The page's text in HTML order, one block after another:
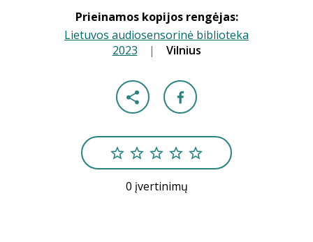
Prieinamos kopijos rengėjas:
Lietuvos audiosensorinė biblioteka
2023 | Vilnius
0 įvertinimų